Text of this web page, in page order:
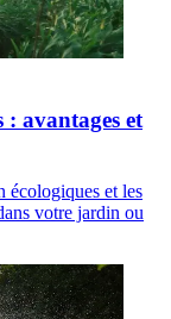
: avantages et
écologiques et les
votre jardin ou